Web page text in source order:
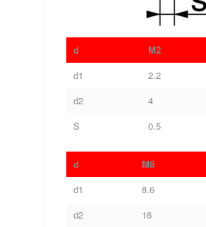
d M2
d1
2.2
d2
4
S
0.5
d M8
d1
8.6
d2
16